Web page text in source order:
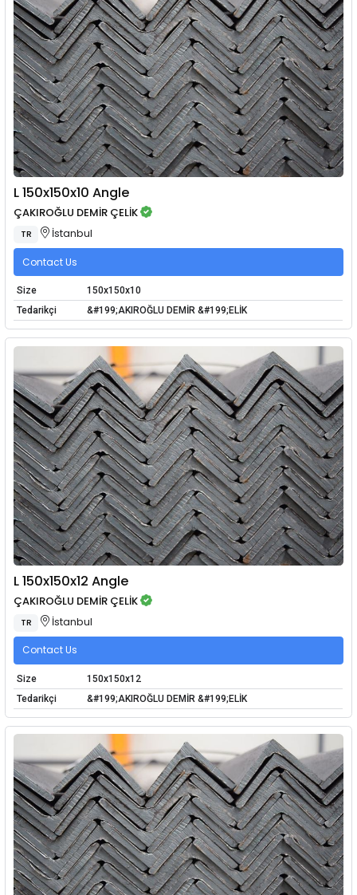
L 150x150x10 Angle
ÇAKIROĞLU DEMİR ÇELİK
TR İstanbul
Contact Us
Size
150x150x10
Tedarikçi
&#199;AKIROĞLU DEMİR &#199;ELİK
L 150x150x12 Angle
ÇAKIROĞLU DEMİR ÇELİK
TR İstanbul
Contact Us
Size
150x150x12
Tedarikçi
&#199;AKIROĞLU DEMİR &#199;ELİK